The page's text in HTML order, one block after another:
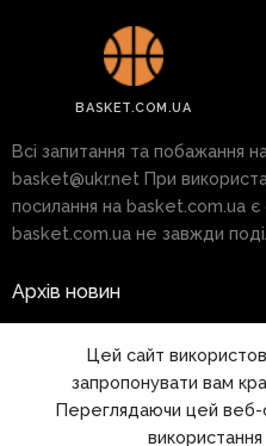
BASKET.COM.UA
Всі запитання та побажання
basket@ukr.net При
посилання на basket.com.ua є
basket.com.ua не завжди
Архів новин
Правила
Цей сайт
запропонувати вам
Переглядаючи цей веб-